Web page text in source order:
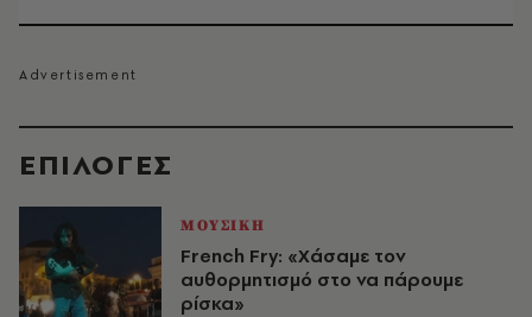
EΠΙΛΟΓΈΣ
ΜΟΥΣΙΚΗ
French Fry: «Χάσαμε τον
αυθορμητισμό στο να πάρουμε
ρίσκα»